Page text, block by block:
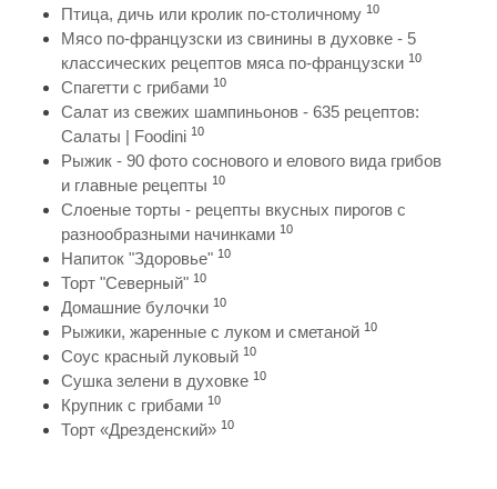
Птица, дичь или кролик по-столичному 10
Мясо по-французски из свинины в духовке - 5
классических рецептов мяса по-французски 10
Спагетти с грибами 10
Салат из свежих шампиньонов - 635 рецептов:
Салаты | Foodini 10
Рыжик - 90 фото соснового и елового вида грибов
и главные рецепты 10
Слоеные торты - рецепты вкусных пирогов с
разнообразными начинками 10
Напиток "Здоровье" 10
Торт "Северный" 10
Домашние булочки 10
Рыжики, жаренные с луком и сметаной 10
Соус красный луковый 10
Сушка зелени в духовке 10
Крупник с грибами 10
Торт «Дрезденский» 10